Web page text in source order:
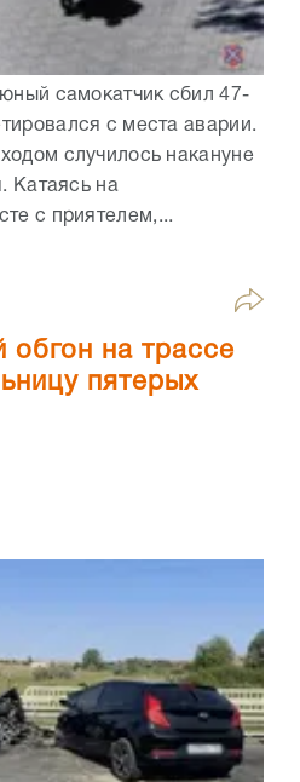
самокатчик сбил 47-
с места аварии.
случилось накануне
Катаясь на
с приятелем,...
обгон на трассе
пятерых